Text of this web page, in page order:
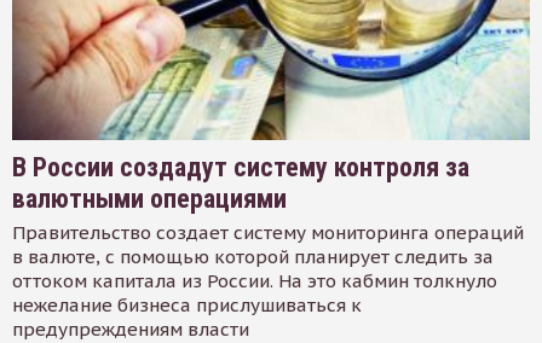
В России создадут систему контроля за
валютными операциями
Правительство создает систему мониторинга операций
в валюте, с помощью которой планирует следить за
оттоком капитала из России. На это кабмин толкнуло
нежелание бизнеса прислушиваться к
предупреждениям власти